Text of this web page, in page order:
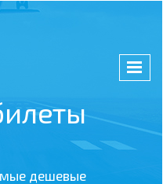
дешевые